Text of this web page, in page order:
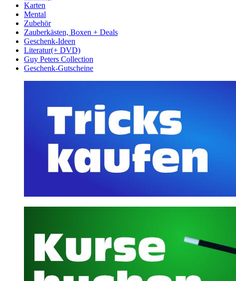
Karten
Mental
Zubehör
Zauberkästen, Boxen + Deals
Geschenk-Ideen
Literatur(+ DVD)
Guy Peters Collection
Geschenk-Gutscheine